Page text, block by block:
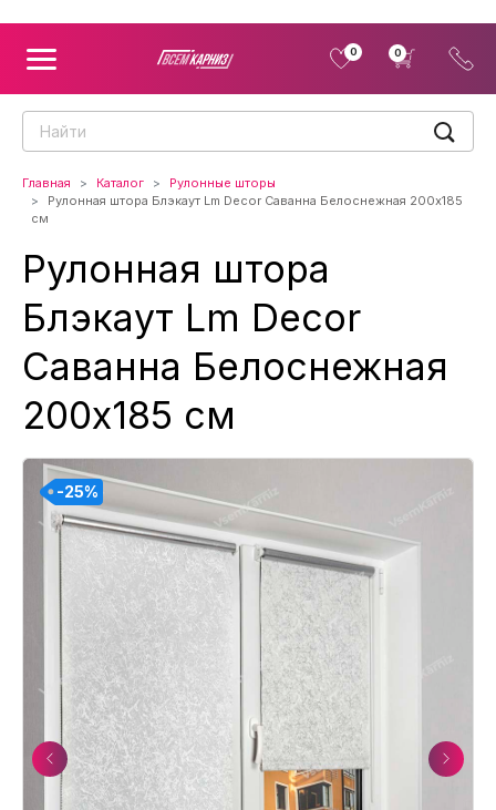
0 0
Главная Каталог
Рулонные шторы
Рулонная штора Блэкаут Lm Decor Саванна Белоснежная 200x185
см
Рулонная штора
Блэкаут Lm Decor
Саванна Белоснежная
200x185 см
Previous
-25%
-25%
-25%
-25%
-25%
-25%
-25%
-25%
-25%
-25%
-25%
-25%
-25%
-25%
-25%
-25%
-25%
-25%
-25%
-25%
-25%
Next